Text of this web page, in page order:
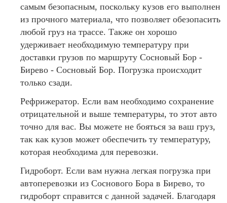
самым безопасным, поскольку кузов его выполнен
из прочного материала, что позволяет обезопасить
любой груз на трассе. Также он хорошо
удерживает необходимую температуру при
доставки грузов по маршруту Сосновый Бор -
Бирево - Сосновый Бор. Погрузка происходит
только сзади.
Рефрижератор. Если вам необходимо сохранение
отрицательной и выше температуры, то этот авто
точно для вас. Вы можете не бояться за ваш груз,
так как кузов может обеспечить ту температуру,
которая необходима для перевозки.
Гидроборт. Если вам нужна легкая погрузка при
автоперевозки из Соснового Бора в Бирево, то
гидроборт справится с данной задачей. Благодаря